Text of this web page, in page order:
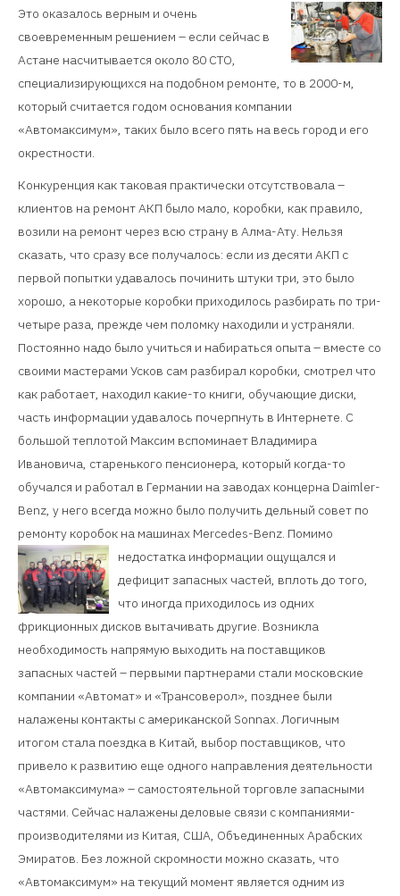
Это оказалось верным и очень
своевременным решением – если сейчас в
Астане насчитывается около 80 СТО,
специализирующихся на подобном ремонте, то в 2000-м,
который считается годом основания компании
«Автомаксимум», таких было всего пять на весь город и его
окрестности.
Конкуренция как таковая практически отсутствовала –
клиентов на ремонт АКП было мало, коробки, как правило,
возили на ремонт через всю страну в Алма-Ату. Нельзя
сказать, что сразу все получалось: если из десяти АКП с
первой попытки удавалось починить штуки три, это было
хорошо, а некоторые коробки приходилось разбирать по три-
четыре раза, прежде чем поломку находили и устраняли.
Постоянно надо было учиться и набираться опыта – вместе со
своими мастерами Усков сам разбирал коробки, смотрел что
как работает, находил какие-то книги, обучающие диски,
часть информации удавалось почерпнуть в Интернете. С
большой теплотой Максим вспоминает Владимира
Ивановича, старенького пенсионера, который когда-то
обучался и работал в Германии на заводах концерна Daimler-
Benz, у него всегда можно было получить дельный совет по
ремонту коробок на машинах Mercedes-Benz. Помимо
недостатка информации ощущался и
дефицит запасных частей, вплоть до того,
что иногда приходилось из одних
фрикционных дисков вытачивать другие. Возникла
необходимость напрямую выходить на поставщиков
запасных частей – первыми партнерами стали московские
компании «Автомат» и «Трансоверол», позднее были
налажены контакты с американской Sonnax. Логичным
итогом стала поездка в Китай, выбор поставщиков, что
привело к развитию еще одного направления деятельности
«Автомаксимума» – самостоятельной торговле запасными
частями. Сейчас налажены деловые связи с компаниями-
производителями из Китая, США, Объединенных Арабских
Эмиратов. Без ложной скромности можно сказать, что
«Автомаксимум» на текущий момент является одним из